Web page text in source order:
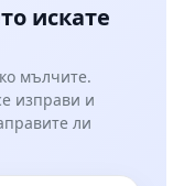
искате
мълчите.
изправи и
ли